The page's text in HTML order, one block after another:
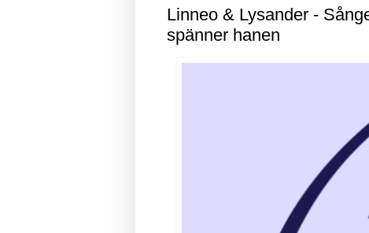
Linneo & Lysander -
spänner hanen